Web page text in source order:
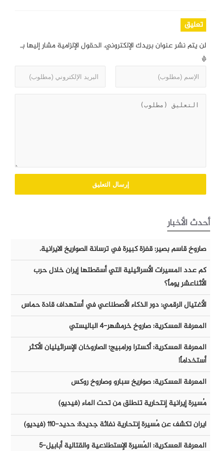
تعليق
لن يتم نشر عنوان بريدك الإلكتروني. الحقول الإلزامية مشار إليها بـ
*
أحدث الأخبار
صاروخ قاسم بصير: قفزة كبيرة في ترسانة الصواريخ الايرانية.
كم عدد المسيرات الأسرائيلية التي أسقطتها إيران خلال حرب
الأثناعشر يوماً؟
الأغتيال الرقمي: دور الذكاء الأصطناعي في أستهداف قادة حماس
المعرفة العسكرية: صاروخ خرمشهر-٤ الباليستي
المعرفة العسكرية: أكسترا ورامبيج؛ الصاروخان الإسرائيليان الأكثر
أستخداماً!
المعرفة العسكرية: صواريخ سبارو وصاروخ روكس
مُسيرة إيرانية إنتحارية تنطلق من تحت الماء (فيديو)
ايران تكشف عن مُسيرة إنتحارية نفاثة جديدة: حديد-١١٠ (فيديو)
المعرفة العسكرية: المُسيرة الإستطلاعية والقتالية أبابيل-٥